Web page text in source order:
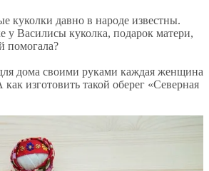
куколки давно в народе известны.
у Василисы куколка, подарок матери,
помогала?
дома своими руками каждая женщина
изготовить такой оберег «Северная